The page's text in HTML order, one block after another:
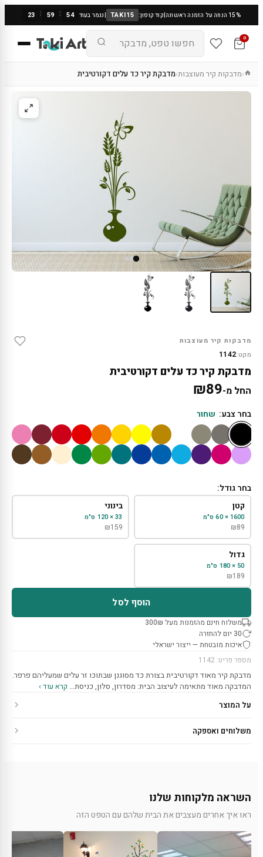
15% הנחה על הזמנה ראשונה |קוד קופון: TAKI15
|נגמר בעוד 23 : 59 : 53
0
›מדבקות קיר מעוצבות›מדבקת קיר כד עלים דקורטיבית
מדבקות קיר מעוצבות
מקט:1142
מדבקת קיר כד עלים דקורטיבית
החל מ- ₪89
בחר צבע: שחור
בחר גודל:
קטן
1600 × 60 ס"מ
₪89
בינוני
33 × 120 ס"מ
₪159
גדול
50 × 180 ס"מ
₪189
הוסף לסל
משלוח חינם מהזמנות מעל 300₪
30 יום להחזרה
איכות מובטחת — ייצור ישראלי
מספר פריט: 1142
מדבקת קיר מאוד דקורטיבית בצורת כד מסוגנן שבתוכו זר עלים שמעליהם פרפר.
המדבקה מאוד מתאימה לעיצוב הבית: מסדרון, סלון, כניסת… קרא עוד ›
על המוצר
משלוחים ואספקה
השראה מלקוחות שלנו
ראו איך אחרים מעצבים את הבית שלהם עם הטפט הזה